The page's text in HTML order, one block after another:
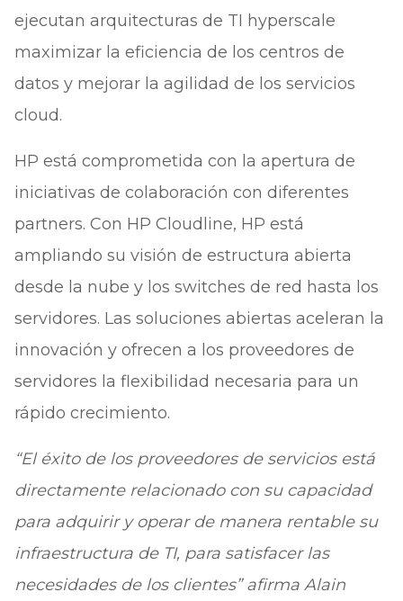
ejecutan arquitecturas de TI hyperscale
maximizar la eficiencia de los centros de
datos y mejorar la agilidad de los servicios
cloud.
HP está comprometida con la apertura de
iniciativas de colaboración con diferentes
partners. Con HP Cloudline, HP está
ampliando su visión de estructura abierta
desde la nube y los switches de red hasta los
servidores. Las soluciones abiertas aceleran la
innovación y ofrecen a los proveedores de
servidores la flexibilidad necesaria para un
rápido crecimiento.
“El éxito de los proveedores de servicios está
directamente relacionado con su capacidad
para adquirir y operar de manera rentable su
infraestructura de TI, para satisfacer las
necesidades de los clientes” afirma Alain